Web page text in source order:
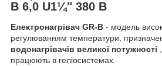
B 6,0 U1¼" 380 В
Електронагрівач GR-B - модель
регулюванням температури,
водонагрівачів великої потужності
працюють в геліосистемах.